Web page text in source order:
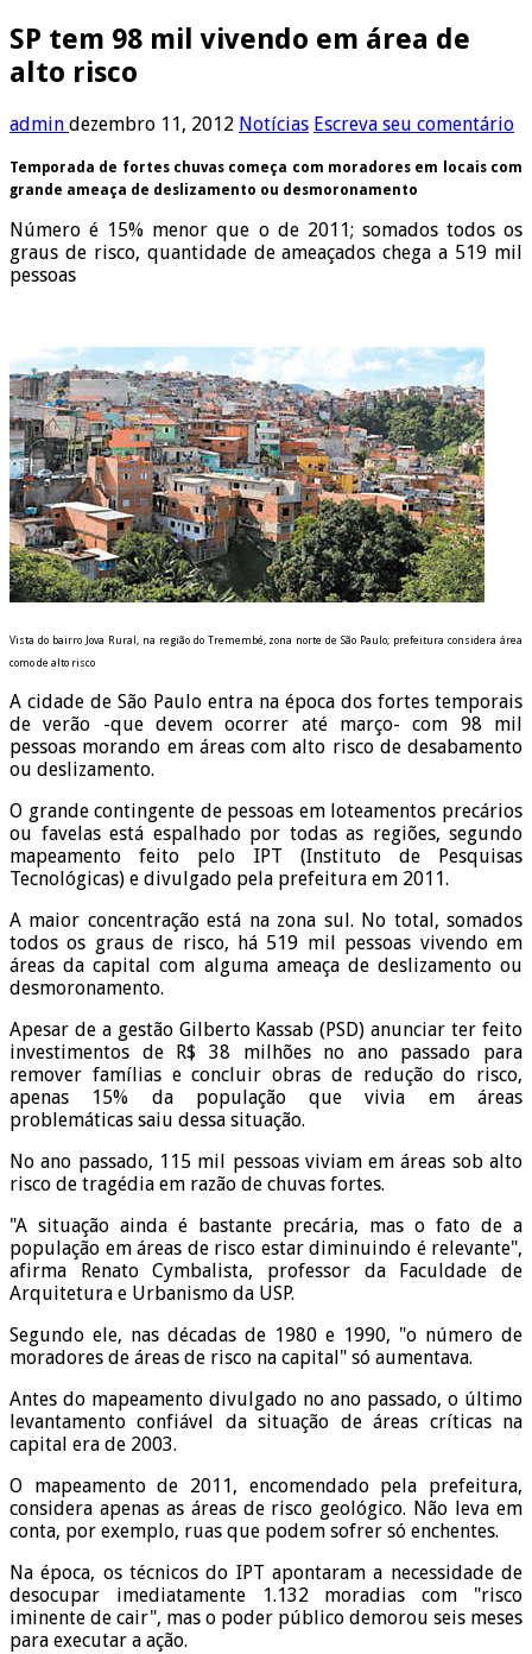
SP tem 98 mil vivendo em área de
alto risco
admin dezembro 11, 2012 Notícias Escreva seu comentário
Temporada de fortes chuvas começa com moradores em locais com
grande ameaça de deslizamento ou desmoronamento
Número é 15% menor que o de 2011; somados todos os
graus de risco, quantidade de ameaçados chega a 519 mil
pessoas
Vista do bairro Jova Rural, na região do Tremembé, zona norte de São Paulo; prefeitura considera área
como de alto risco
A cidade de São Paulo entra na época dos fortes temporais
de verão -que devem ocorrer até março- com 98 mil
pessoas morando em áreas com alto risco de desabamento
ou deslizamento.
O grande contingente de pessoas em loteamentos precários
ou favelas está espalhado por todas as regiões, segundo
mapeamento feito pelo IPT (Instituto de Pesquisas
Tecnológicas) e divulgado pela prefeitura em 2011.
A maior concentração está na zona sul. No total, somados
todos os graus de risco, há 519 mil pessoas vivendo em
áreas da capital com alguma ameaça de deslizamento ou
desmoronamento.
Apesar de a gestão Gilberto Kassab (PSD) anunciar ter feito
investimentos de R$ 38 milhões no ano passado para
remover famílias e concluir obras de redução do risco,
apenas 15% da população que vivia em áreas
problemáticas saiu dessa situação.
No ano passado, 115 mil pessoas viviam em áreas sob alto
risco de tragédia em razão de chuvas fortes.
"A situação ainda é bastante precária, mas o fato de a
população em áreas de risco estar diminuindo é relevante",
afirma Renato Cymbalista, professor da Faculdade de
Arquitetura e Urbanismo da USP.
Segundo ele, nas décadas de 1980 e 1990, "o número de
moradores de áreas de risco na capital" só aumentava.
Antes do mapeamento divulgado no ano passado, o último
levantamento confiável da situação de áreas críticas na
capital era de 2003.
O mapeamento de 2011, encomendado pela prefeitura,
considera apenas as áreas de risco geológico. Não leva em
conta, por exemplo, ruas que podem sofrer só enchentes.
Na época, os técnicos do IPT apontaram a necessidade de
desocupar imediatamente 1.132 moradias com "risco
iminente de cair", mas o poder público demorou seis meses
para executar a ação.